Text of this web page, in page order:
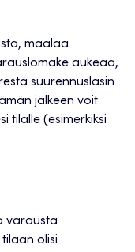
maalaa
aukeaa,
suurennuslasin
jälkeen voit
tilalle (esimerkiksi
varausta
olisi